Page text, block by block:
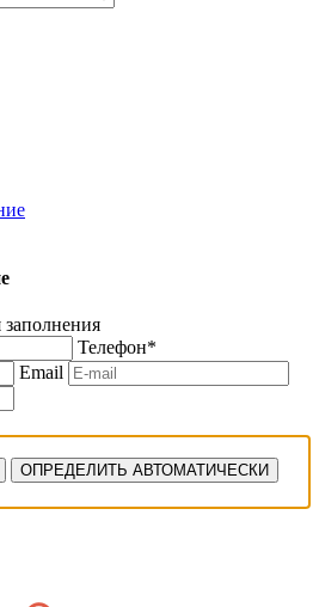
заполнения
Телефон*
Email
ОПРЕДЕЛИТЬ АВТОМАТИЧЕСКИ